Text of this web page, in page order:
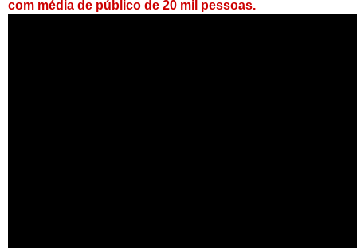
com média de público de 20 mil pessoas.